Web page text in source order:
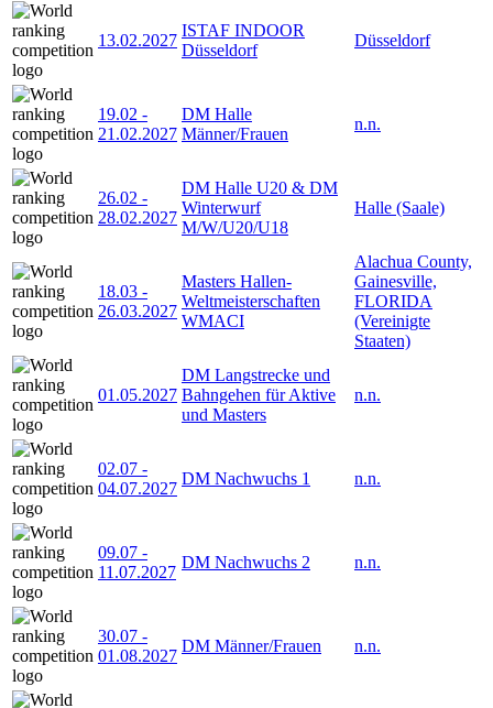
13.02.2027
ISTAF INDOOR
Düsseldorf
Düsseldorf
19.02 -
21.02.2027
DM Halle
Männer/Frauen
n.n.
26.02 -
28.02.2027
DM Halle U20 & DM
Winterwurf
M/W/U20/U18
Halle (Saale)
18.03 -
26.03.2027
Masters Hallen-
Weltmeisterschaften
WMACI
Alachua County,
Gainesville,
FLORIDA
(Vereinigte
Staaten)
01.05.2027
DM Langstrecke und
Bahngehen für Aktive
und Masters
n.n.
02.07 -
04.07.2027
DM Nachwuchs 1 n.n.
09.07 -
11.07.2027
DM Nachwuchs 2 n.n.
30.07 -
01.08.2027
DM Männer/Frauen n.n.